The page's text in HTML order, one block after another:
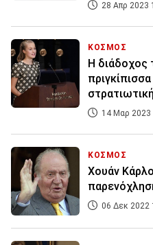
28 Απρ 2023
ΚΟΣΜΟΣ
Η διάδοχος
14 Μαρ 2023
ΚΟΣΜΟΣ
Χουάν
06 Δεκ 2022